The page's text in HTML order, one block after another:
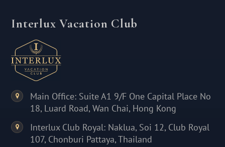
Interlux Vacation Club
Main Office: Suite A1 9/F One Capital Place No
18, Luard Road, Wan Chai, Hong Kong
Interlux Club Royal: Naklua, Soi 12, Club Royal
107, Chonburi Pattaya, Thailand